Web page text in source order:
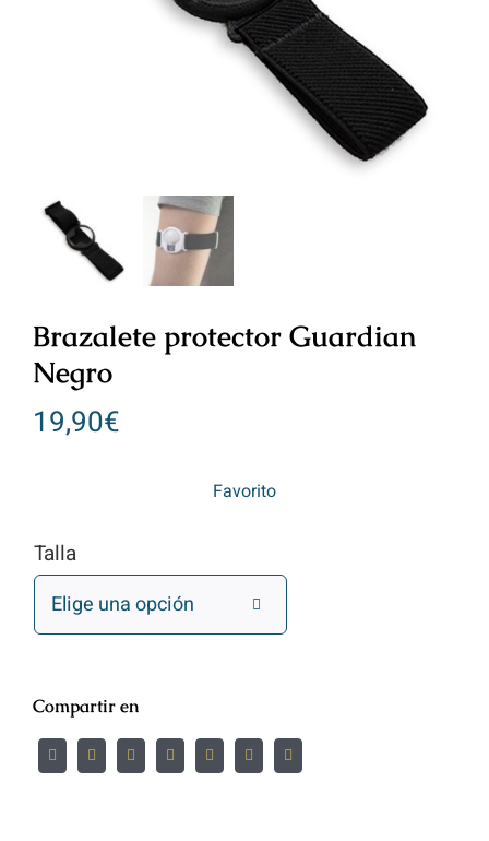
Brazalete protector Guardian
Negro
19,90€
Favorito
Talla

Compartir en